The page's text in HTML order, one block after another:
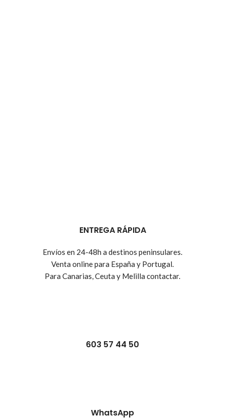
ENTREGA RÁPIDA
Envíos en 24-48h a destinos peninsulares.
Venta online para España y Portugal.
Para Canarias, Ceuta y Melilla contactar.
603 57 44 50
WhatsApp